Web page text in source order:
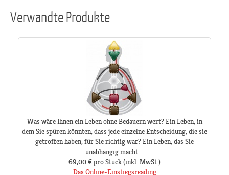
Verwandte Produkte
Was wäre Ihnen ein Leben ohne Bedauern wert? Ein Leben, in
dem Sie spüren könnten, dass jede einzelne Entscheidung, die sie
getroffen haben, für Sie richtig war? Ein Leben, das Sie
unabhängig macht ...
69,00 €pro Stück(inkl. MwSt.)
Das Online-Einstiegsreading